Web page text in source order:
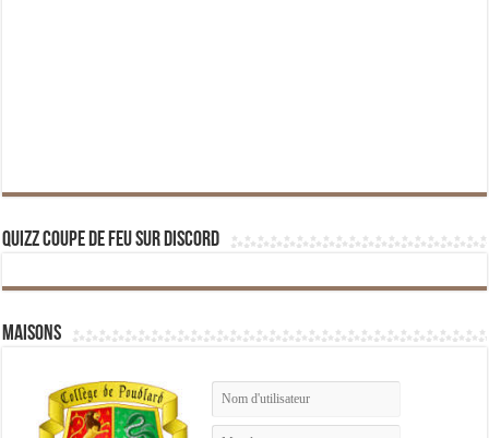
Quizz Coupe de Feu sur Discord
Maisons